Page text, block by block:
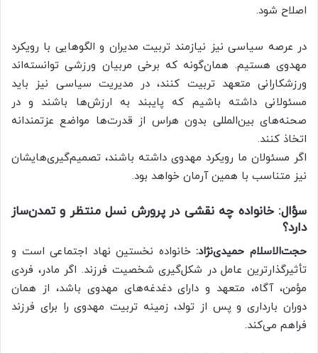
اصلاح شود.
در عرصه سیاسی نیز نیازمند تربیت مدیران و الگوهایی با رویکرد
مهدوی هستیم. همان‌گونه که برخی مربیان ورزشی توانسته‌اند
ورزشکارانی متعهد تربیت کنند، در مدیریت سیاسی نیز باید
مسئولانی داشته باشیم که پایبند به ارزش‌ها باشند و در
صحنه‌های بین‌المللی بدون هراس از قدرت‌ها مواضع عزتمندانه
اتخاذ کنند.
اگر مسئولان ما رویکرد مهدوی داشته باشند، تصمیم‌گیری‌هایشان
نیز متناسب با همین آرمان خواهد بود.
سؤال: خانواده چه نقشی در پرورش نسل منتظر و تمدن‌ساز
دارد؟
حجت‌الاسلام حمیدی‌نژاد:خانواده نخستین نهاد اجتماعی است و
تأثیرگذارترین عامل در شکل‌گیری شخصیت فرزند. اگر مادر، فردی
مؤمن، آگاه، متعهد و دارای دغدغه‌های مهدوی باشد، از همان
دوران بارداری و پس از تولد، زمینه تربیت مهدوی را برای فرزند
فراهم می‌کند.